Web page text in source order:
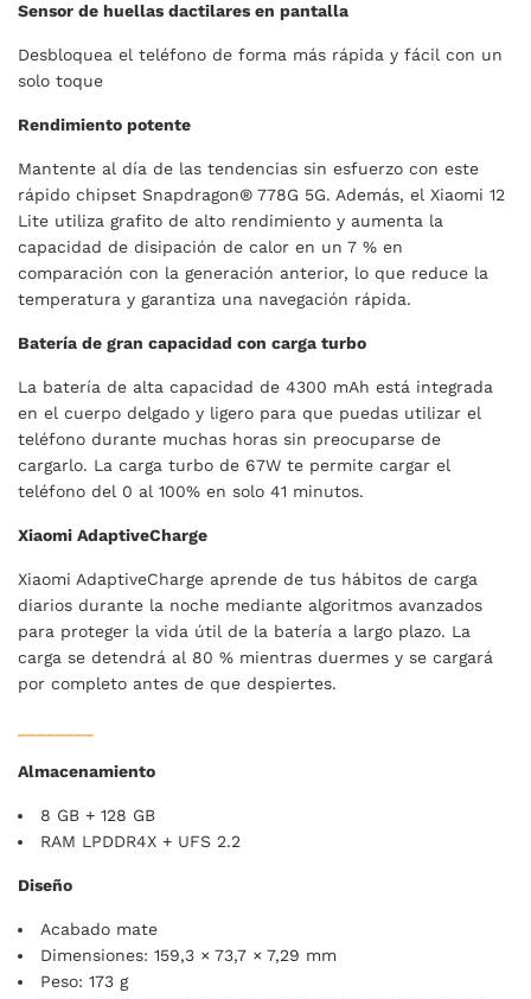
Sensor de huellas dactilares en pantalla
Desbloquea el teléfono de forma más rápida y fácil con un
solo toque
Rendimiento potente
Mantente al día de las tendencias sin esfuerzo con este
rápido chipset Snapdragon® 778G 5G. Además, el Xiaomi 12
Lite utiliza grafito de alto rendimiento y aumenta la
capacidad de disipación de calor en un 7 % en
comparación con la generación anterior, lo que reduce la
temperatura y garantiza una navegación rápida.
Batería de gran capacidad con carga turbo
La batería de alta capacidad de 4300 mAh está integrada
en el cuerpo delgado y ligero para que puedas utilizar el
teléfono durante muchas horas sin preocuparse de
cargarlo. La carga turbo de 67W te permite cargar el
teléfono del 0 al 100% en solo 41 minutos.
Xiaomi AdaptiveCharge
Xiaomi AdaptiveCharge aprende de tus hábitos de carga
diarios durante la noche mediante algoritmos avanzados
para proteger la vida útil de la batería a largo plazo. La
carga se detendrá al 80 % mientras duermes y se cargará
por completo antes de que despiertes.
Almacenamiento
8 GB + 128 GB
RAM LPDDR4X + UFS 2.2
Diseño
Acabado mate
Dimensiones: 159,3 × 73,7 × 7,29 mm
Peso: 173 g